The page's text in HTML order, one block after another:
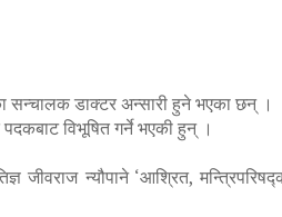
सन्चालक डाक्टर अन्सारी हुने भएका छन् ।
विभूषित गर्ने भएकी हुन् ।
जीवराज न्यौपाने ‘आश्रित,